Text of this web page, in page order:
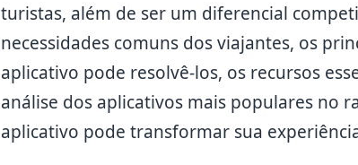
turistas, além de ser um diferencial
necessidades comuns dos viajantes, os
aplicativo pode resolvê-los, os recursos
análise dos aplicativos mais populares no
aplicativo pode transformar sua